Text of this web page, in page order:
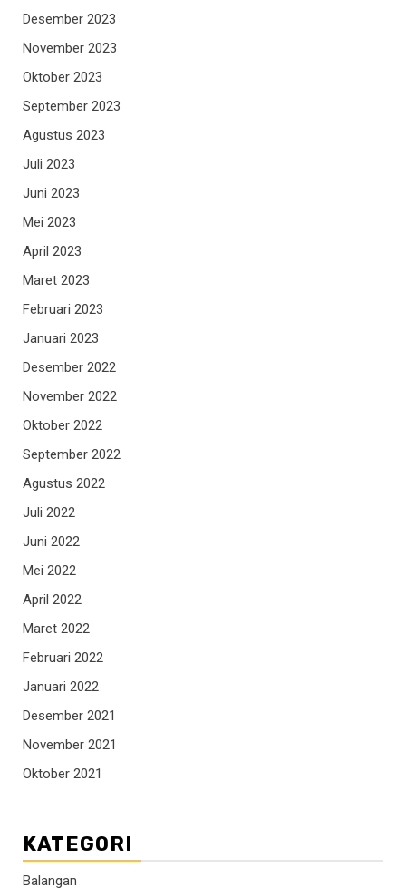
Desember 2023
November 2023
Oktober 2023
September 2023
Agustus 2023
Juli 2023
Juni 2023
Mei 2023
April 2023
Maret 2023
Februari 2023
Januari 2023
Desember 2022
November 2022
Oktober 2022
September 2022
Agustus 2022
Juli 2022
Juni 2022
Mei 2022
April 2022
Maret 2022
Februari 2022
Januari 2022
Desember 2021
November 2021
Oktober 2021
KATEGORI
Balangan